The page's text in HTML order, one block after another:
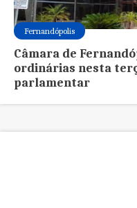
Fernandópolis
Câmara de
ordinárias nesta
parlamentar